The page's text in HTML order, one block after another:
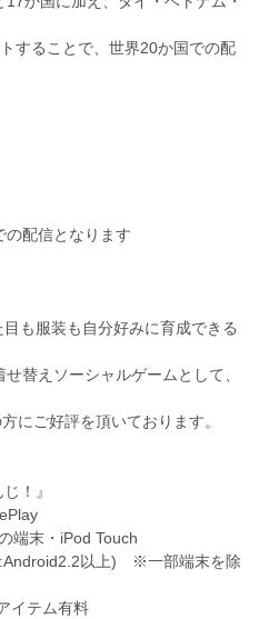
することで、世界20か国での配
配信となります
も服装も自分好みに育成できる
替えソーシャルゲームとして、
にご好評を頂いております。
！』
末・iPod Touch
以上) ※一部端末を除
テム有料